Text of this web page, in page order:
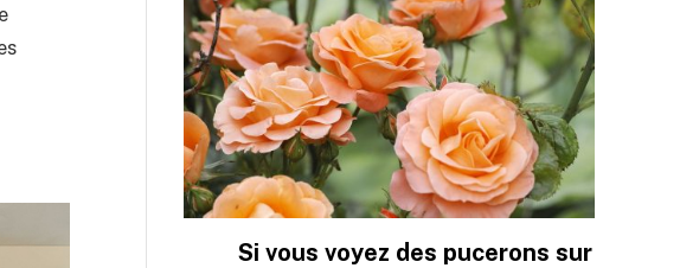
Si vous voyez des pucerons sur